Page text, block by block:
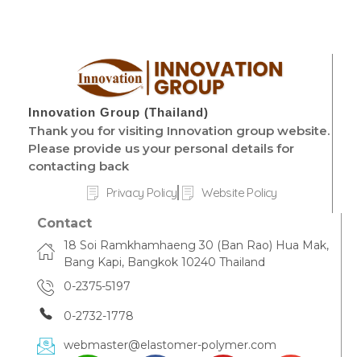
Innovation Group (Thailand)
Thank you for visiting Innovation group website.
Please provide us your personal details for
contacting back
Privacy Policy
Website Policy
Contact
18 Soi Ramkhamhaeng 30 (Ban Rao) Hua Mak,
Bang Kapi, Bangkok 10240 Thailand
0-2375-5197
0-2732-1778
webmaster@elastomer-polymer.com